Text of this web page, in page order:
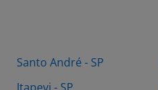
Santo André - SP